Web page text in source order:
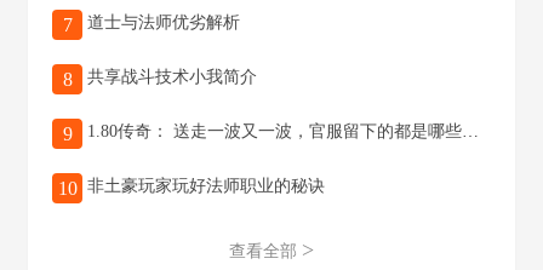
7 道士与法师优劣解析
8 共享战斗技术小我简介
9 1.80传奇： 送走一波又一波，官服留下的都是哪些玩家？
10 非土豪玩家玩好法师职业的秘诀
查看全部 >